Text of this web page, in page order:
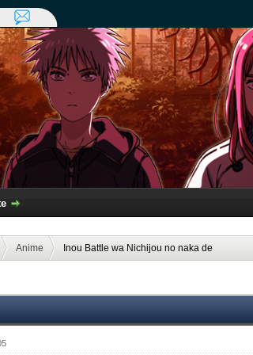
Anime Inou Battle wa Nichijou no naka de